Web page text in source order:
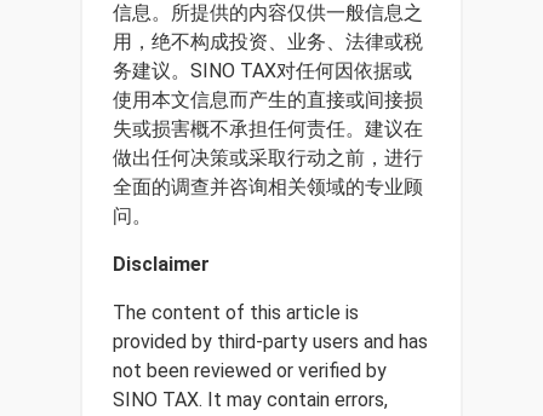
信息。所提供的内容仅供一般信息之
用，绝不构成投资、业务、法律或税
务建议。SINO TAX对任何因依据或
使用本文信息而产生的直接或间接损
失或损害概不承担任何责任。建议在
做出任何决策或采取行动之前，进行
全面的调查并咨询相关领域的专业顾
问。
Disclaimer
The content of this article is
provided by third-party users and has
not been reviewed or verified by
SINO TAX. It may contain errors,